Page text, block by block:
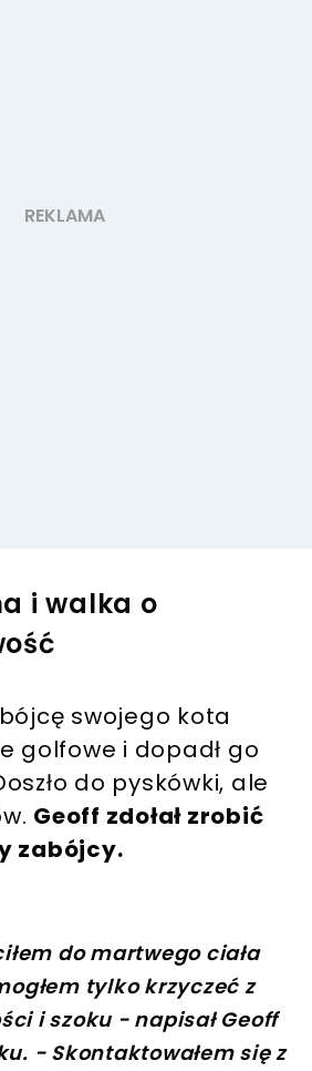
i walka o
swojego kota
golfowe i dopadł go
do pyskówki, ale
Geoff zdołał zrobić
zabójcy.
do martwego ciała
tylko krzyczeć z
i szoku - napisał Geoff
- Skontaktowałem się z